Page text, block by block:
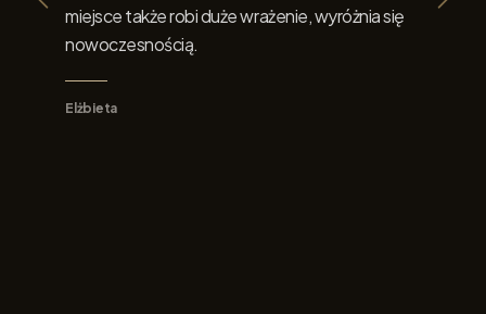
miejsce także robi duże wrażenie, wyróżnia się
nowoczesnością.
Elżbieta